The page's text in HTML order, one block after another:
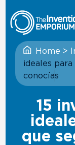
Home >
ideales para
conocías
15
que